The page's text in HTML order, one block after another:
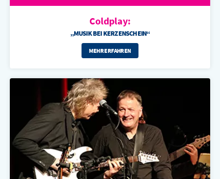
Coldplay:
„MUSIK BEI KERZENSCHEIN“
MEHR ERFAHREN